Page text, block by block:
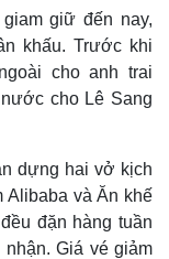
giữ đến nay,
khấu. Trước khi
cho anh trai
cho Lê Sang
dựng hai vở kịch
Alibaba và Ăn khế
đặn hàng tuần
Giá vé giảm